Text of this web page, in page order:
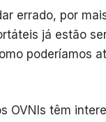
errado, por
já estão
poderíamos
OVNIs têm